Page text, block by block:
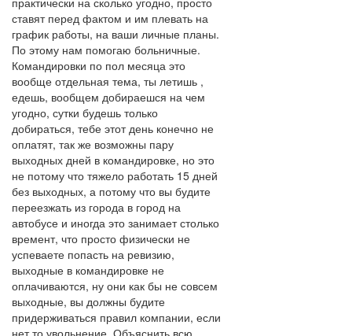
ставят перед фактом и им плевать на
график работы, на ваши личные планы.
По этому нам помогаю больничные.
Командировки по пол месяца это
вообще отдельная тема, ты летишь ,
едешь, вообщем добираешся на чем
угодно, сутки будешь только
добираться, тебе этот день конечно не
оплатят, так же возможны пару
выходных дней в командировке, но это
не потому что тяжело работать 15 дней
без выходных, а потому что вы будите
переезжать из города в город на
автобусе и иногда это занимает столько
времент, что просто физически не
успеваете попасть на ревизию,
выходные в командировке не
оплачиваются, ну они как бы не совсем
выходные, вы должны будите
придерживаться правил компании, если